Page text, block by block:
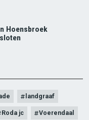
Hoensbroek
landgraaf
Roda jc Voerendaal